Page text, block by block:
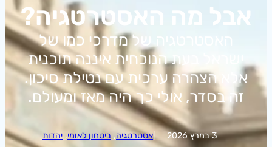
אבל מה האסטרטגיה?
האסטרטגיה של מדרכי כמו של
ישראל בעת הנוכחית איננה תוכנית
אלא הצהרה ערכית עם נטילת סיכון.
זה בסדר, אולי כך היה מאז ומעולם.
3 במרץ 2026 |אסטרטגיה, ביטחון לאומי, יהדות